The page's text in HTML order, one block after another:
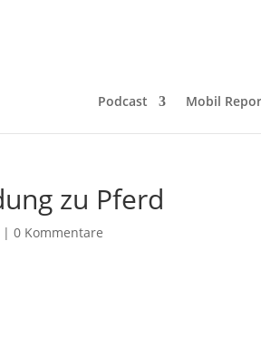
Podcast Mobil
zu Pferd
|0 Kommentare